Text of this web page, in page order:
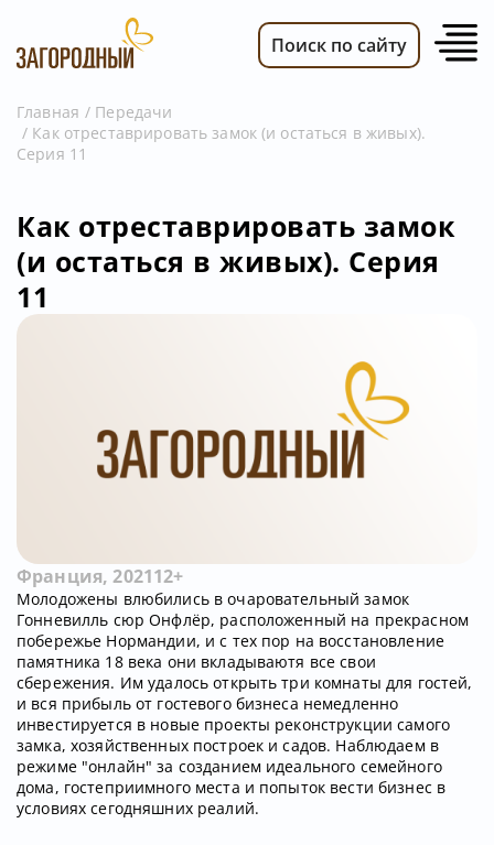
ВИДЕО
ПЕРЕДАЧИ
ТЕЛЕПРОГРАММА
Поиск по сайту
Главная
Передачи
Как отреставрировать замок (и остаться в живых).
Серия 11
Как отреставрировать замок
(и остаться в живых). Серия
11
Франция, 202112+
Молодожены влюбились в очаровательный замок
Гонневилль сюр Онфлёр, расположенный на прекрасном
побережье Нормандии, и с тех пор на восстановление
памятника 18 века они вкладываютя все свои
сбережения. Им удалось открыть три комнаты для гостей,
и вся прибыль от гостевого бизнеса немедленно
инвестируется в новые проекты реконструкции самого
замка, хозяйственных построек и садов. Наблюдаем в
режиме "онлайн" за созданием идеального семейного
дома, гостеприимного места и попыток вести бизнес в
условиях сегодняшних реалий.